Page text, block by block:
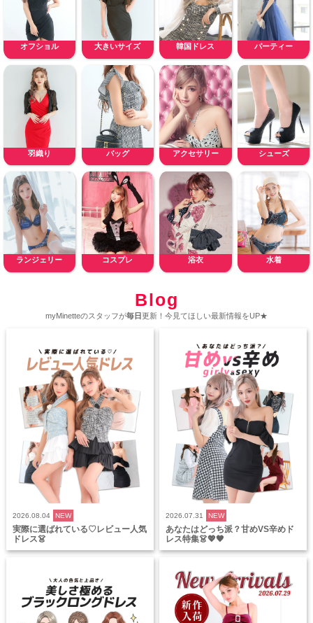
オフショル 大きいサイズ 韓国ドレス パーティー
羽織り バッグ アクセサリー シューズ
ランジェリー コスプレ 浴衣 水着
Blog
myMinetteのスタッフが毎日 更新！今見てほしい最新情報をUP★
2026.08.04 NEW
実際に選ばれている♡レビュー人気
ドレス👗
2026.07.31 NEW
あなたはどっち派？甘めVS辛めド
レス特集👗💖🖤